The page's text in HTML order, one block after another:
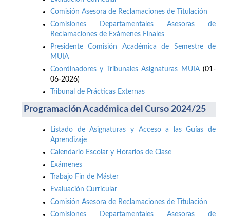
Comisión Asesora de Reclamaciones de Titulación
Comisiones Departamentales Asesoras de
Reclamaciones de Exámenes Finales
Presidente Comisión Académica de Semestre de
MUIA
Coordinadores y Tribunales Asignaturas MUIA(01-
06-2026)
Tribunal de Prácticas Externas
Programación Académica del Curso 2024/25
Listado de Asignaturas y Acceso a las Guías de
Aprendizaje
Calendario Escolar y Horarios de Clase
Exámenes
Trabajo Fin de Máster
Evaluación Curricular
Comisión Asesora de Reclamaciones de Titulación
Comisiones Departamentales Asesoras de